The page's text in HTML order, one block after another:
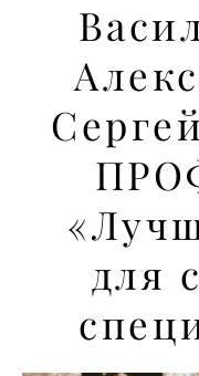
для